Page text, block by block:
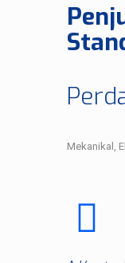
Mekanikal,